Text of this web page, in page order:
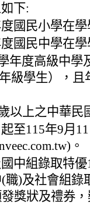
下:
國民小學在
國民中學在
年度高級中學
級學生），且
以上之中華民
至115年9月
。
中組錄取特
職)及社會組錄
獎狀及禮券